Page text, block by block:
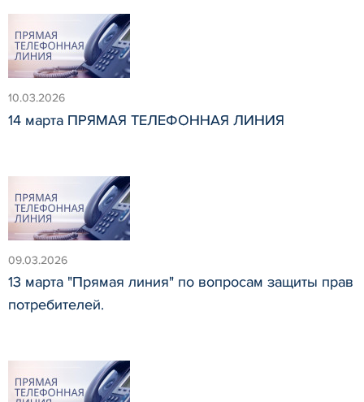
10.03.2026
14 марта ПРЯМАЯ ТЕЛЕФОННАЯ ЛИНИЯ
09.03.2026
13 марта "Прямая линия" по вопросам защиты прав
потребителей.